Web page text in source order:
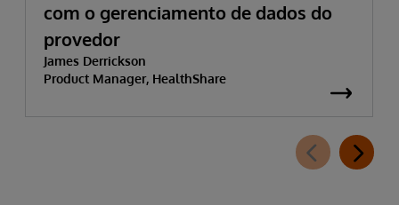
com o gerenciamento de dados do
provedor
James Derrickson
Product Manager, HealthShare